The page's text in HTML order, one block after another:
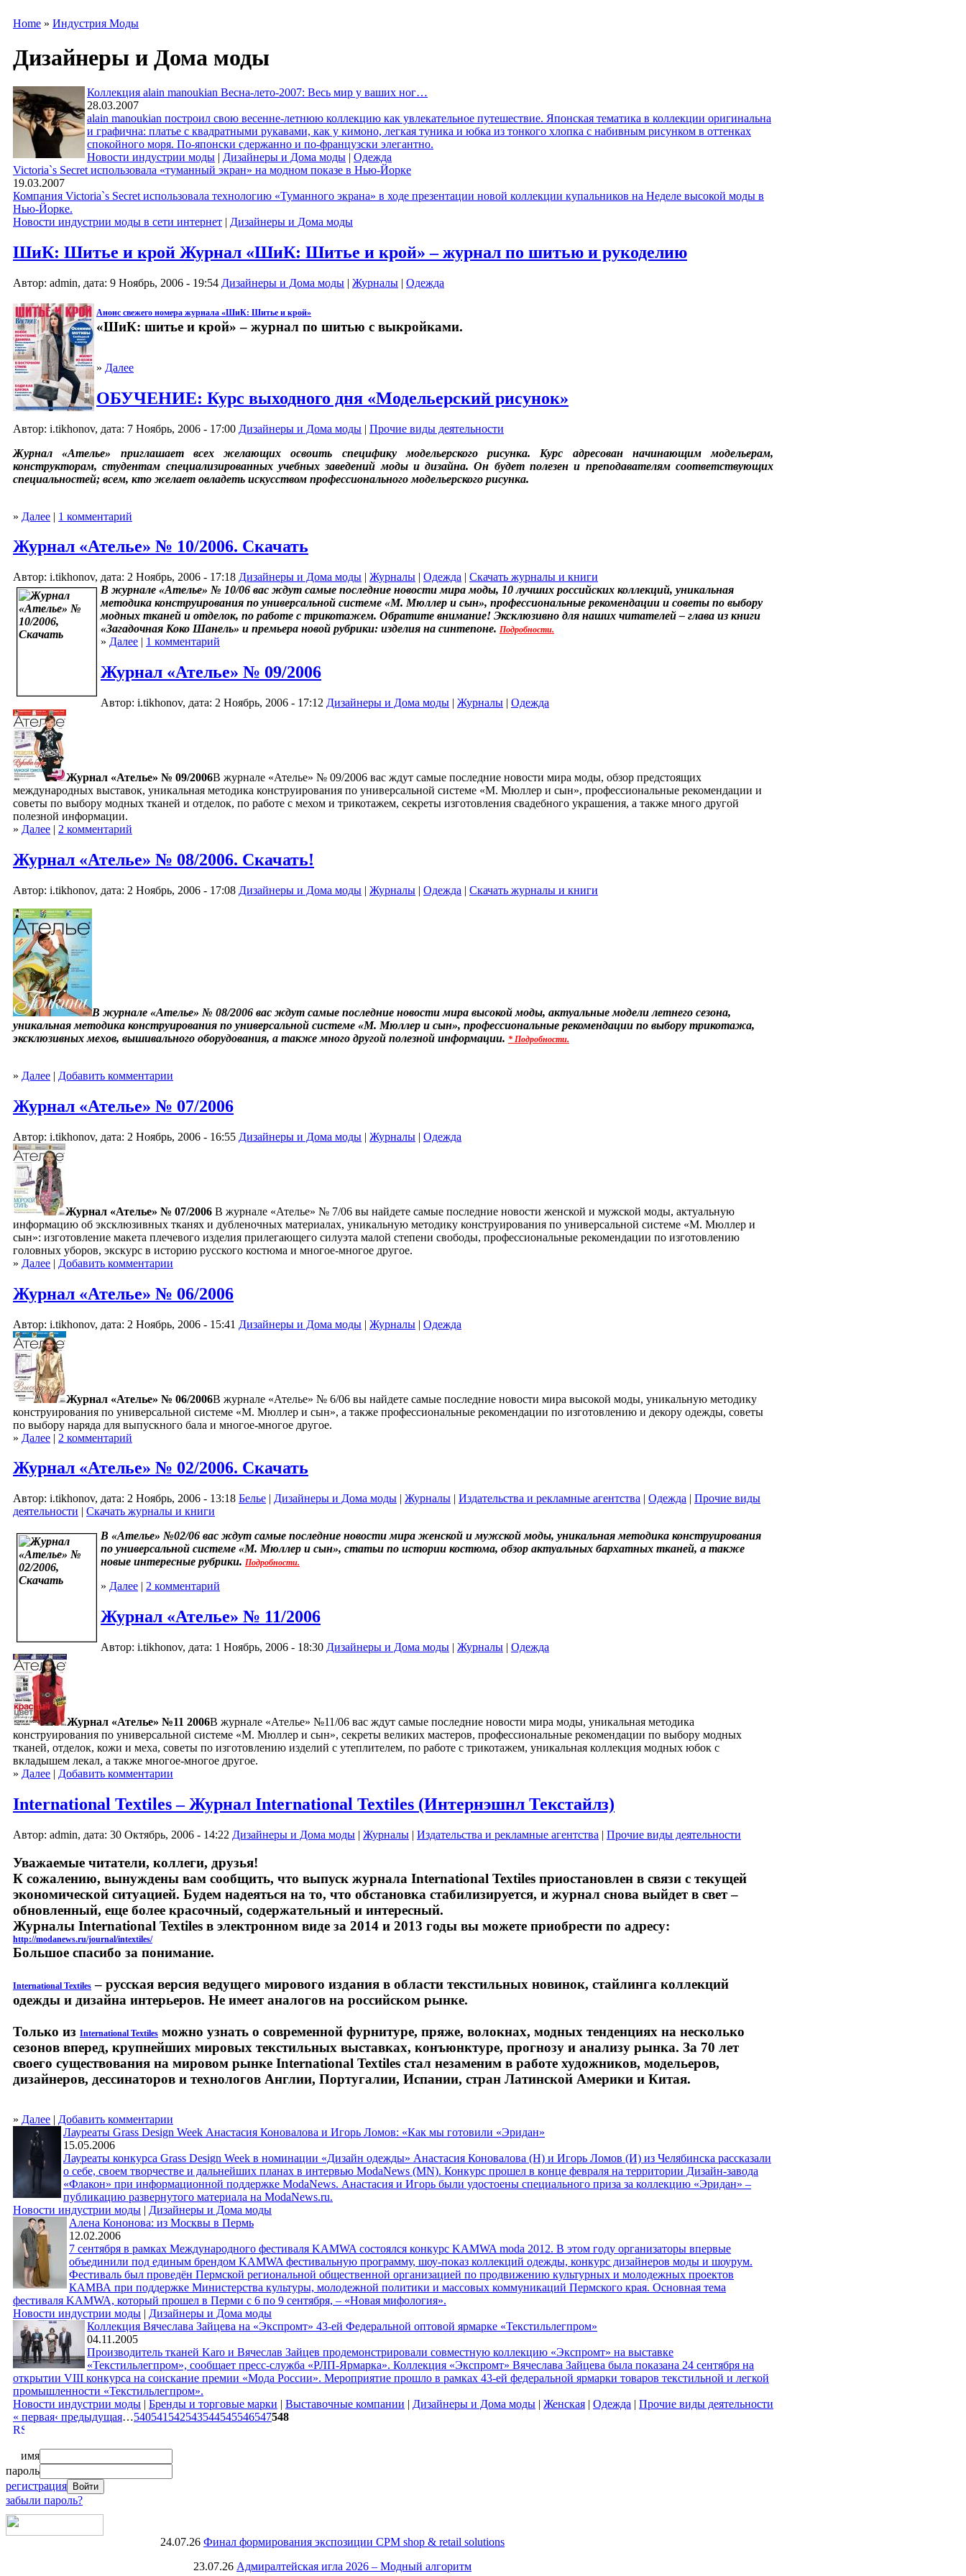
Home » Индустрия Моды
Дизайнеры и Дома моды
Коллекция alain manoukian Весна-лето-2007: Весь мир у ваших ног…
28.03.2007
alain manoukian построил свою весенне-летнюю коллекцию как увлекательное путешествие. Японская тематика в коллекции оригинальна
и графична: платье с квадратными рукавами, как у кимоно, легкая туника и юбка из тонкого хлопка с набивным рисунком в оттенках
спокойного моря. По-японски сдержанно и по-французски элегантно.
Новости индустрии моды | Дизайнеры и Дома моды | Одежда
Victoria`s Secret использовала «туманный экран» на модном показе в Нью-Йорке
19.03.2007
Компания Victoria`s Secret использовала технологию «Туманного экрана» в ходе презентации новой коллекции купальников на Неделе высокой моды в
Нью-Йорке.
Новости индустрии моды в сети интернет | Дизайнеры и Дома моды
ШиК: Шитье и крой Журнал «ШиК: Шитье и крой» – журнал по шитью и рукоделию
Автор: admin, дата: 9 Ноябрь, 2006 - 19:54 Дизайнеры и Дома моды | Журналы | Одежда
Анонс свежего номера журнала «ШиК: Шитье и крой»
«ШиК: шитье и крой» – журнал по шитью с выкройками.
» Далее
ОБУЧЕНИЕ: Курс выходного дня «Модельерский рисунок»
Автор: i.tikhonov, дата: 7 Ноябрь, 2006 - 17:00 Дизайнеры и Дома моды | Прочие виды деятельности
Журнал «Ателье» приглашает всех желающих освоить специфику модельерского рисунка. Курс адресован начинающим модельерам,
конструкторам, студентам специализированных учебных заведений моды и дизайна. Он будет полезен и преподавателям соответствующих
специальностей; всем, кто желает овладеть искусством профессионального модельерского рисунка.
» Далее | 1 комментарий
Журнал «Ателье» № 10/2006. Скачать
Автор: i.tikhonov, дата: 2 Ноябрь, 2006 - 17:18 Дизайнеры и Дома моды | Журналы | Одежда | Скачать журналы и книги
В журнале «Ателье» № 10/06 вас ждут самые последние новости мира моды, 10 лучших российских коллекций, уникальная
методика конструирования по универсальной системе «М. Мюллер и сын», профессиональные рекомендации и советы по выбору
модных тканей и отделок, по работе с трикотажем. Обратите внимание! Эксклюзивно для наших читателей – глава из книги
«Загадочная Коко Шанель» и премьера новой рубрики: изделия на синтепоне. Подробности.
» Далее | 1 комментарий
Журнал «Ателье» № 09/2006
Автор: i.tikhonov, дата: 2 Ноябрь, 2006 - 17:12 Дизайнеры и Дома моды | Журналы | Одежда
Журнал «Ателье» № 09/2006В журнале «Ателье» № 09/2006 вас ждут самые последние новости мира моды, обзор предстоящих
международных выставок, уникальная методика конструирования по универсальной системе «М. Мюллер и сын», профессиональные рекомендации и
советы по выбору модных тканей и отделок, по работе с мехом и трикотажем, секреты изготовления свадебного украшения, а также много другой
полезной информации.
» Далее | 2 комментарий
Журнал «Ателье» № 08/2006. Скачать!
Автор: i.tikhonov, дата: 2 Ноябрь, 2006 - 17:08 Дизайнеры и Дома моды | Журналы | Одежда | Скачать журналы и книги
В журнале «Ателье» № 08/2006 вас ждут самые последние новости мира высокой моды, актуальные модели летнего сезона,
уникальная методика конструирования по универсальной системе «М. Мюллер и сын», профессиональные рекомендации по выбору трикотажа,
эксклюзивных мехов, вышивального оборудования, а также много другой полезной информации. * Подробности.
» Далее | Добавить комментарии
Журнал «Ателье» № 07/2006
Автор: i.tikhonov, дата: 2 Ноябрь, 2006 - 16:55 Дизайнеры и Дома моды | Журналы | Одежда
Журнал «Ателье» № 07/2006 В журнале «Ателье» № 7/06 вы найдете самые последние новости женской и мужской моды, актуальную
информацию об эксклюзивных тканях и дубленочных материалах, уникальную методику конструирования по универсальной системе «М. Мюллер и
сын»: изготовление макета плечевого изделия прилегающего силуэта малой степени свободы, профессиональные рекомендации по изготовлению
головных уборов, экскурс в историю русского костюма и многое-многое другое.
» Далее | Добавить комментарии
Журнал «Ателье» № 06/2006
Автор: i.tikhonov, дата: 2 Ноябрь, 2006 - 15:41 Дизайнеры и Дома моды | Журналы | Одежда
Журнал «Ателье» № 06/2006В журнале «Ателье» № 6/06 вы найдете самые последние новости мира высокой моды, уникальную методику
конструирования по универсальной системе «М. Мюллер и сын», а также профессиональные рекомендации по изготовлению и декору одежды, советы
по выбору наряда для выпускного бала и многое-многое другое.
» Далее | 2 комментарий
Журнал «Ателье» № 02/2006. Скачать
Автор: i.tikhonov, дата: 2 Ноябрь, 2006 - 13:18 Белье | Дизайнеры и Дома моды | Журналы | Издательства и рекламные агентства | Одежда | Прочие виды
деятельности | Скачать журналы и книги
В «Ателье» №02/06 вас ждут самые последние новости мира женской и мужской моды, уникальная методика конструирования
по универсальной системе «М. Мюллер и сын», статьи по истории костюма, обзор актуальных бархатных тканей, а также
новые интересные рубрики. Подробности.
» Далее | 2 комментарий
Журнал «Ателье» № 11/2006
Автор: i.tikhonov, дата: 1 Ноябрь, 2006 - 18:30 Дизайнеры и Дома моды | Журналы | Одежда
Журнал «Ателье» №11 2006В журнале «Ателье» №11/06 вас ждут самые последние новости мира моды, уникальная методика
конструирования по универсальной системе «М. Мюллер и сын», секреты великих мастеров, профессиональные рекомендации по выбору модных
тканей, отделок, кожи и меха, советы по изготовлению изделий с утеплителем, по работе с трикотажем, уникальная коллекция модных юбок с
вкладышем лекал, а также многое-многое другое.
» Далее | Добавить комментарии
International Textiles – Журнал International Textiles (Интернэшнл Текстайлз)
Автор: admin, дата: 30 Октябрь, 2006 - 14:22 Дизайнеры и Дома моды | Журналы | Издательства и рекламные агентства | Прочие виды деятельности
Уважаемые читатели, коллеги, друзья!
К сожалению, вынуждены вам сообщить, что выпуск журнала International Textiles приостановлен в связи с текущей
экономической ситуацией. Будем надеяться на то, что обстановка стабилизируется, и журнал снова выйдет в свет –
обновленный, еще более красочный, содержательный и интересный.
Журналы International Textiles в электронном виде за 2014 и 2013 годы вы можете приобрести по адресу:
http://modanews.ru/journal/intextiles/
Большое спасибо за понимание.
International Textiles – русская версия ведущего мирового издания в области текстильных новинок, стайлинга коллекций
одежды и дизайна интерьеров. Не имеет аналогов на российском рынке.
Только из International Textiles можно узнать о современной фурнитуре, пряже, волокнах, модных тенденциях на несколько
сезонов вперед, крупнейших мировых текстильных выставках, конъюнктуре, прогнозу и анализу рынка. За 70 лет
своего существования на мировом рынке International Textiles стал незаменим в работе художников, модельеров,
дизайнеров, дессинаторов и технологов Англии, Португалии, Испании, стран Латинской Америки и Китая.
» Далее | Добавить комментарии
Лауреаты Grass Design Week Анастасия Коновалова и Игорь Ломов: «Как мы готовили «Эридан»
15.05.2006
Лауреаты конкурса Grass Design Week в номинации «Дизайн одежды» Анастасия Коновалова (Н) и Игорь Ломов (И) из Челябинска рассказали
о себе, своем творчестве и дальнейших планах в интервью ModaNews (MN). Конкурс прошел в конце февраля на территории Дизайн-завода
«Флакон» при информационной поддержке ModaNews. Анастасия и Игорь были удостоены специального приза за коллекцию «Эридан» –
публикацию развернутого материала на ModaNews.ru.
Новости индустрии моды | Дизайнеры и Дома моды
Алена Кононова: из Москвы в Пермь
12.02.2006
7 сентября в рамках Международного фестиваля KAMWA состоялся конкурс KAMWA moda 2012. В этом году организаторы впервые
объединили под единым брендом KAMWA фестивальную программу, шоу-показ коллекций одежды, конкурс дизайнеров моды и шоурум.
Фестиваль был проведён Пермской региональной общественной организацией по продвижению культурных и молодежных проектов
КАМВА при поддержке Министерства культуры, молодежной политики и массовых коммуникаций Пермского края. Основная тема
фестиваля KAMWA, который прошел в Перми с 6 по 9 сентября, – «Новая мифология».
Новости индустрии моды | Дизайнеры и Дома моды
Коллекция Вячеслава Зайцева на «Экспромт» 43-ей Федеральной оптовой ярмарке «Текстильлегпром»
04.11.2005
Производитель тканей Karo и Вячеслав Зайцев продемонстрировали совместную коллекцию «Экспромт» на выставке
«Текстильлегпром», сообщает пресс-служба «РЛП-Ярмарка». Коллекция «Экспромт» Вячеслава Зайцева была показана 24 сентября на
открытии VIII конкурса на соискание премии «Мода России». Мероприятие прошло в рамках 43-ей федеральной ярмарки товаров текстильной и легкой
промышленности «Текстильлегпром».
Новости индустрии моды | Бренды и торговые марки | Выставочные компании | Дизайнеры и Дома моды | Женская | Одежда | Прочие виды деятельности
« первая‹ предыдущая…540541542543544545546547548
имя
пароль
регистрация
забыли пароль?
24.07.26 Финал формирования экспозиции CPM shop & retail solutions
23.07.26 Адмиралтейская игла 2026 – Модный алгоритм